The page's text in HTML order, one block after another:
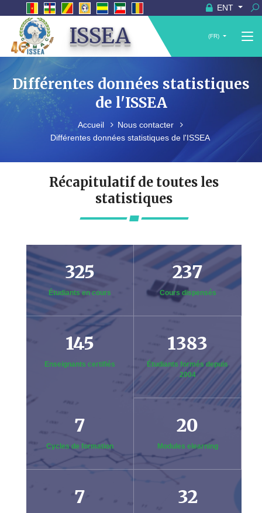
ENT
ISSEA (FR)
Différentes données statistiques
de l'ISSEA
Accueil
Nous contacter
Différentes données statistiques de l'ISSEA
Récapitulatif de toutes les
statistiques
325
Étudiants en cours
237
Cours dispensés
145
Enseignants certifiés
1383
Étudiants formés depuis
2004
7
Cycles de formation
20
Modules elearning
7 32